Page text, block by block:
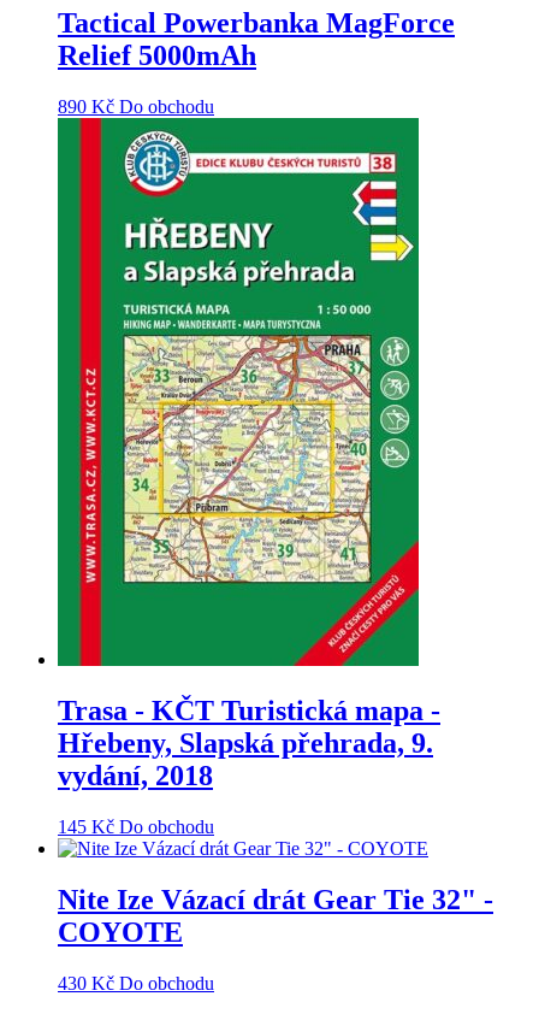
Tactical Powerbanka MagForce
Relief 5000mAh
890 Kč Do obchodu
Trasa - KČT Turistická mapa -
Hřebeny, Slapská přehrada, 9.
vydání, 2018
145 Kč Do obchodu
Nite Ize Vázací drát Gear Tie 32" -
COYOTE
430 Kč Do obchodu